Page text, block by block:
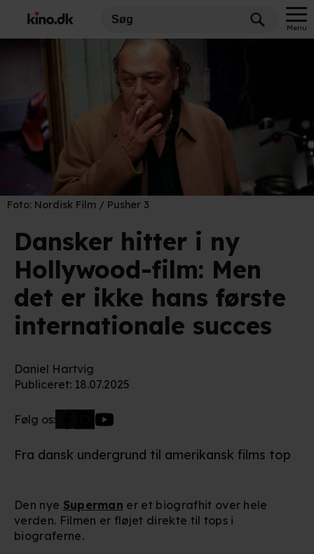
Menu
Foto: Nordisk Film / Pusher 3
Dansker hitter i ny
Hollywood-film: Men
det er ikke hans første
internationale succes
Daniel Hartvig
Publiceret: 18.07.2025
Følg os:
Fra dansk undergrund til amerikansk films top
Den nye Superman er et biografhit over hele
verden. Filmen er fløjet direkte til tops i
biograferne.